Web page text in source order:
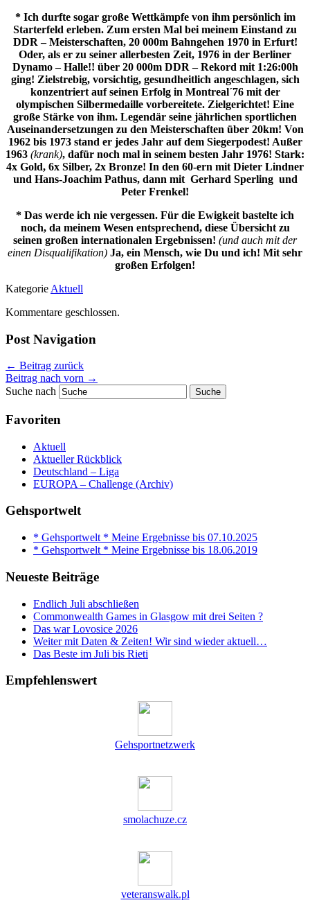
* Ich durfte sogar große Wettkämpfe von ihm persönlich im
Starterfeld erleben. Zum ersten Mal bei meinem Einstand zu
DDR – Meisterschaften, 20 000m Bahngehen 1970 in Erfurt!
Oder, als er zu seiner allerbesten Zeit, 1976 in der Berliner
Dynamo – Halle!! über 20 000m DDR – Rekord mit 1:26:00h
ging! Zielstrebig, vorsichtig, gesundheitlich angeschlagen, sich
konzentriert auf seinen Erfolg in Montreal´76 mit der
olympischen Silbermedaille vorbereitete. Zielgerichtet! Eine
große Stärke von ihm. Legendär seine jährlichen sportlichen
Auseinandersetzungen zu den Meisterschaften über 20km! Von
1962 bis 1973 stand er jedes Jahr auf dem Siegerpodest! Außer
1963 (krank), dafür noch mal in seinem besten Jahr 1976! Stark:
4x Gold, 6x Silber, 2x Bronze! In den 60-ern mit Dieter Lindner
und Hans-Joachim Pathus, dann mit Gerhard Sperling und
Peter Frenkel!
* Das werde ich nie vergessen. Für die Ewigkeit bastelte ich
noch, da meinem Wesen entsprechend, diese Übersicht zu
seinen großen internationalen Ergebnissen! (und auch mit der
einen Disqualifikation) Ja, ein Mensch, wie Du und ich! Mit sehr
großen Erfolgen!
Kategorie Aktuell
Kommentare geschlossen.
Post Navigation
← Beitrag zurück
Beitrag nach vorn →
Suche nach
Favoriten
Aktuell
Aktueller Rückblick
Deutschland – Liga
EUROPA – Challenge (Archiv)
Gehsportwelt
* Gehsportwelt * Meine Ergebnisse bis 07.10.2025
* Gehsportwelt * Meine Ergebnisse bis 18.06.2019
Neueste Beiträge
Endlich Juli abschließen
Commonwealth Games in Glasgow mit drei Seiten ?
Das war Lovosice 2026
Weiter mit Daten & Zeiten! Wir sind wieder aktuell…
Das Beste im Juli bis Rieti
Empfehlenswert
Gehsportnetzwerk
smolachuze.cz
veteranswalk.pl